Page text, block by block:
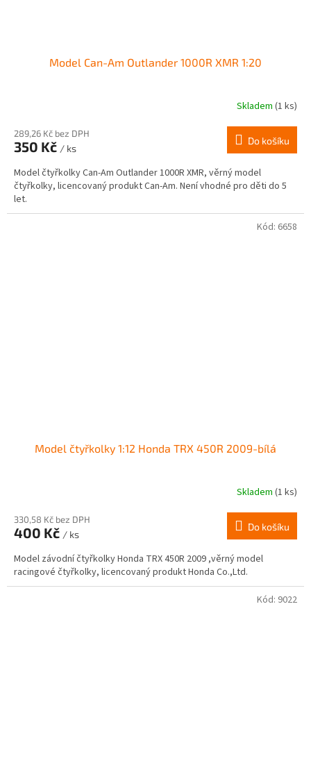
Model Can-Am Outlander 1000R XMR 1:20
Skladem (1 ks)
289,26 Kč bez DPH
350 Kč / ks
Do košíku
Model čtyřkolky Can-Am Outlander 1000R XMR, věrný model
čtyřkolky, licencovaný produkt Can-Am. Není vhodné pro děti do 5
let.
Model čtyřkolky 1:12 Honda TRX 450R 2009-bílá
Skladem (1 ks)
330,58 Kč bez DPH
400 Kč / ks
Do košíku
Model závodní čtyřkolky Honda TRX 450R 2009 ,věrný model
racingové čtyřkolky, licencovaný produkt Honda Co.,Ltd.
Kód: 6658
Kód: 9022